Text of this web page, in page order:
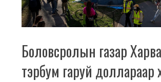
Боловсролын газар
тэрбум гаруй доллараар